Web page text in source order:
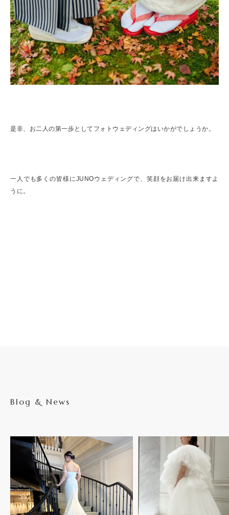
是非、お二人の第一歩としてフォトウェディングはいかがでしょうか。
一人でも多くの皆様にJUNOウェディングで、笑顔をお届け出来ますよ
うに。
Blog & News